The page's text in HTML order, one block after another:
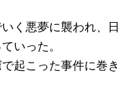
く悪夢に襲われ、日
いった。
起こった事件に巻き